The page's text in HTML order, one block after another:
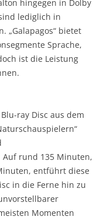
hingegen in Dolby
lediglich in
„Galapagos“ bietet
Sprache,
ist die Leistung
ray Disc aus dem
rund 135 Minuten,
entführt diese
in die Ferne hin zu
Momenten